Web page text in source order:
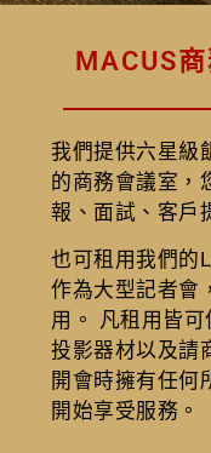
MACUS
我們提供六星級
的商務會議室，
報、面試、客戶
也可租用我們的
作為大型記者會
用。 凡租用皆可
投影器材以及請
開會時擁有任何
開始享受服務。